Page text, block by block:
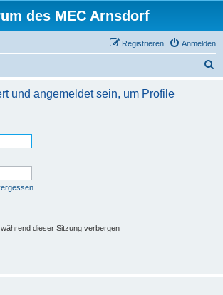
des MEC Arnsdorf
Anmelden
Registrieren
h
und angemeldet sein, um Profile
dieser Sitzung verbergen